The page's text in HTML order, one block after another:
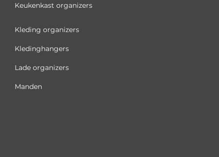
Keukenkast organizers
Kleding organizers
Kledinghangers
Lade organizers
Manden